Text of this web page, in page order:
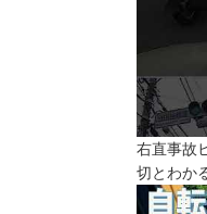
右直事故
切とわか